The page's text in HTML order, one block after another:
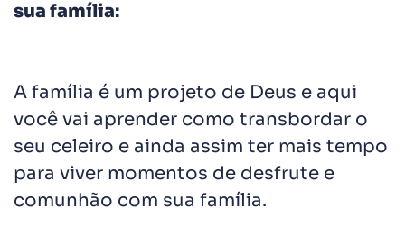
sua família:
A família é um projeto de Deus e aqui
você vai aprender como transbordar o
seu celeiro e ainda assim ter mais tempo
para viver momentos de desfrute e
comunhão com sua família.